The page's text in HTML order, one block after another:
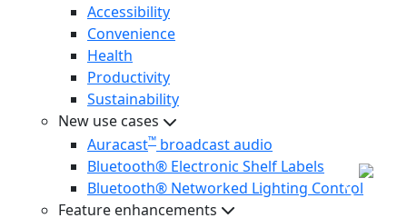
Accessibility
Convenience
Health
Productivity
Sustainability
New use cases
Auracast™ broadcast audio
Bluetooth® Electronic Shelf Labels
Bluetooth® Networked Lighting Control
Feature enhancements